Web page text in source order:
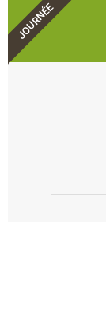
JOURNÉE